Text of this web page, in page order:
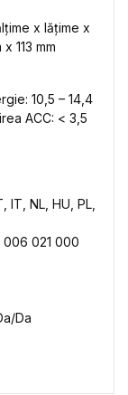
x lățime x
113 mm
10,5 – 14,4
ACC: < 3,5
IT, NL, HU, PL,
021 000
Da